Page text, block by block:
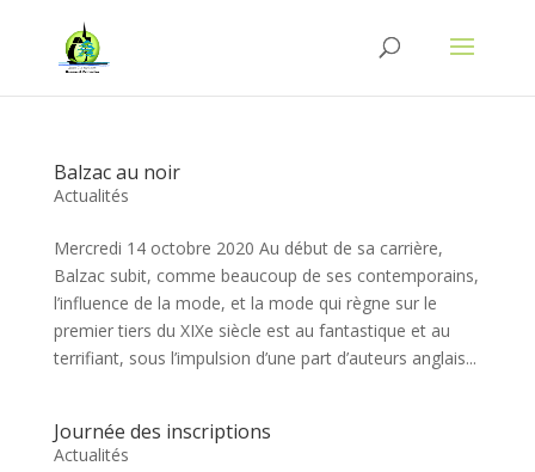
Balzac au noir
Actualités
Mercredi 14 octobre 2020 Au début de sa carrière,
Balzac subit, comme beaucoup de ses contemporains,
l’influence de la mode, et la mode qui règne sur le
premier tiers du XIXe siècle est au fantastique et au
terrifiant, sous l’impulsion d’une part d’auteurs anglais...
Journée des inscriptions
Actualités